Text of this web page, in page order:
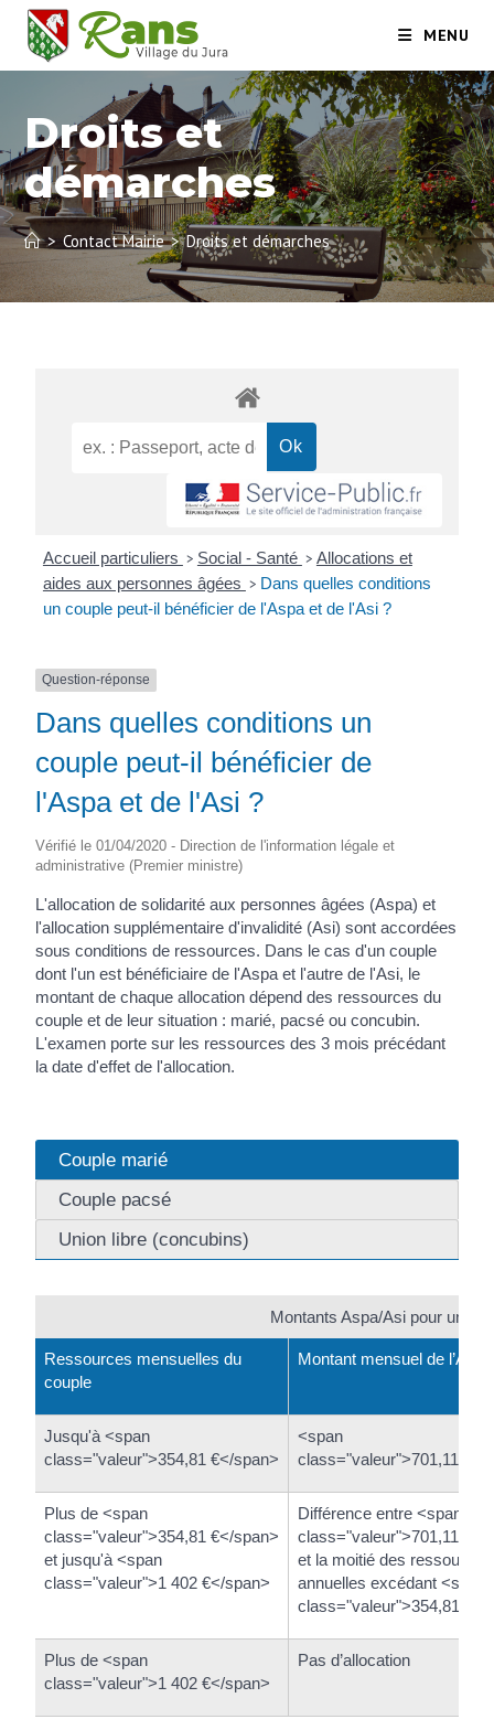
MENU
Droits et
démarches
> Contact Mairie > Droits et démarches
Accueil particuliers > Social - Santé > Allocations et
aides aux personnes âgées > Dans quelles conditions
un couple peut-il bénéficier de l'Aspa et de l'Asi ?
Question-réponse
Dans quelles conditions un
couple peut-il bénéficier de
l'Aspa et de l'Asi ?
Vérifié le 01/04/2020 - Direction de l'information légale et
administrative (Premier ministre)
L'allocation de solidarité aux personnes âgées (Aspa) et
l'allocation supplémentaire d'invalidité (Asi) sont accordées
sous conditions de ressources. Dans le cas d'un couple
dont l'un est bénéficiaire de l'Aspa et l'autre de l'Asi, le
montant de chaque allocation dépend des ressources du
couple et de leur situation : marié, pacsé ou concubin.
L'examen porte sur les ressources des 3 mois précédant
la date d'effet de l'allocation.
Couple marié
Couple pacsé
Union libre (concubins)
Montants Aspa/Asi pour un
Ressources mensuelles du
couple
Montant mensuel de l’Aspa
Jusqu'à <span
class="valeur">354,81 €</span>
<span
class="valeur">701,11 €</
Plus de <span
class="valeur">354,81 €</span>
et jusqu'à <span
class="valeur">1 402 €</span>
Différence entre <span
class="valeur">701,11 €</
et la moitié des ressources
annuelles excédant <span
class="valeur">354,81 €</
Plus de <span
class="valeur">1 402 €</span>
Pas d’allocation